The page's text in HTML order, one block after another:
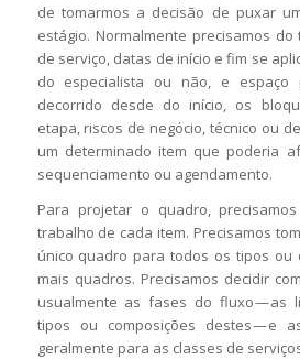
de tomarmos a decisão de puxar
estágio. Normalmente precisamos
de serviço, datas de início e fim se
do especialista ou não, e espaço
decorrido desde do início, os
etapa, riscos de negócio, técnico ou
um determinado item que poderia
sequenciamento ou agendamento.
Para projetar o quadro,
trabalho de cada item. Precisamos
único quadro para todos os tipos ou
mais quadros. Precisamos decidir
usualmente as fases do fluxo — as
tipos ou composições destes — e
geralmente para as classes de